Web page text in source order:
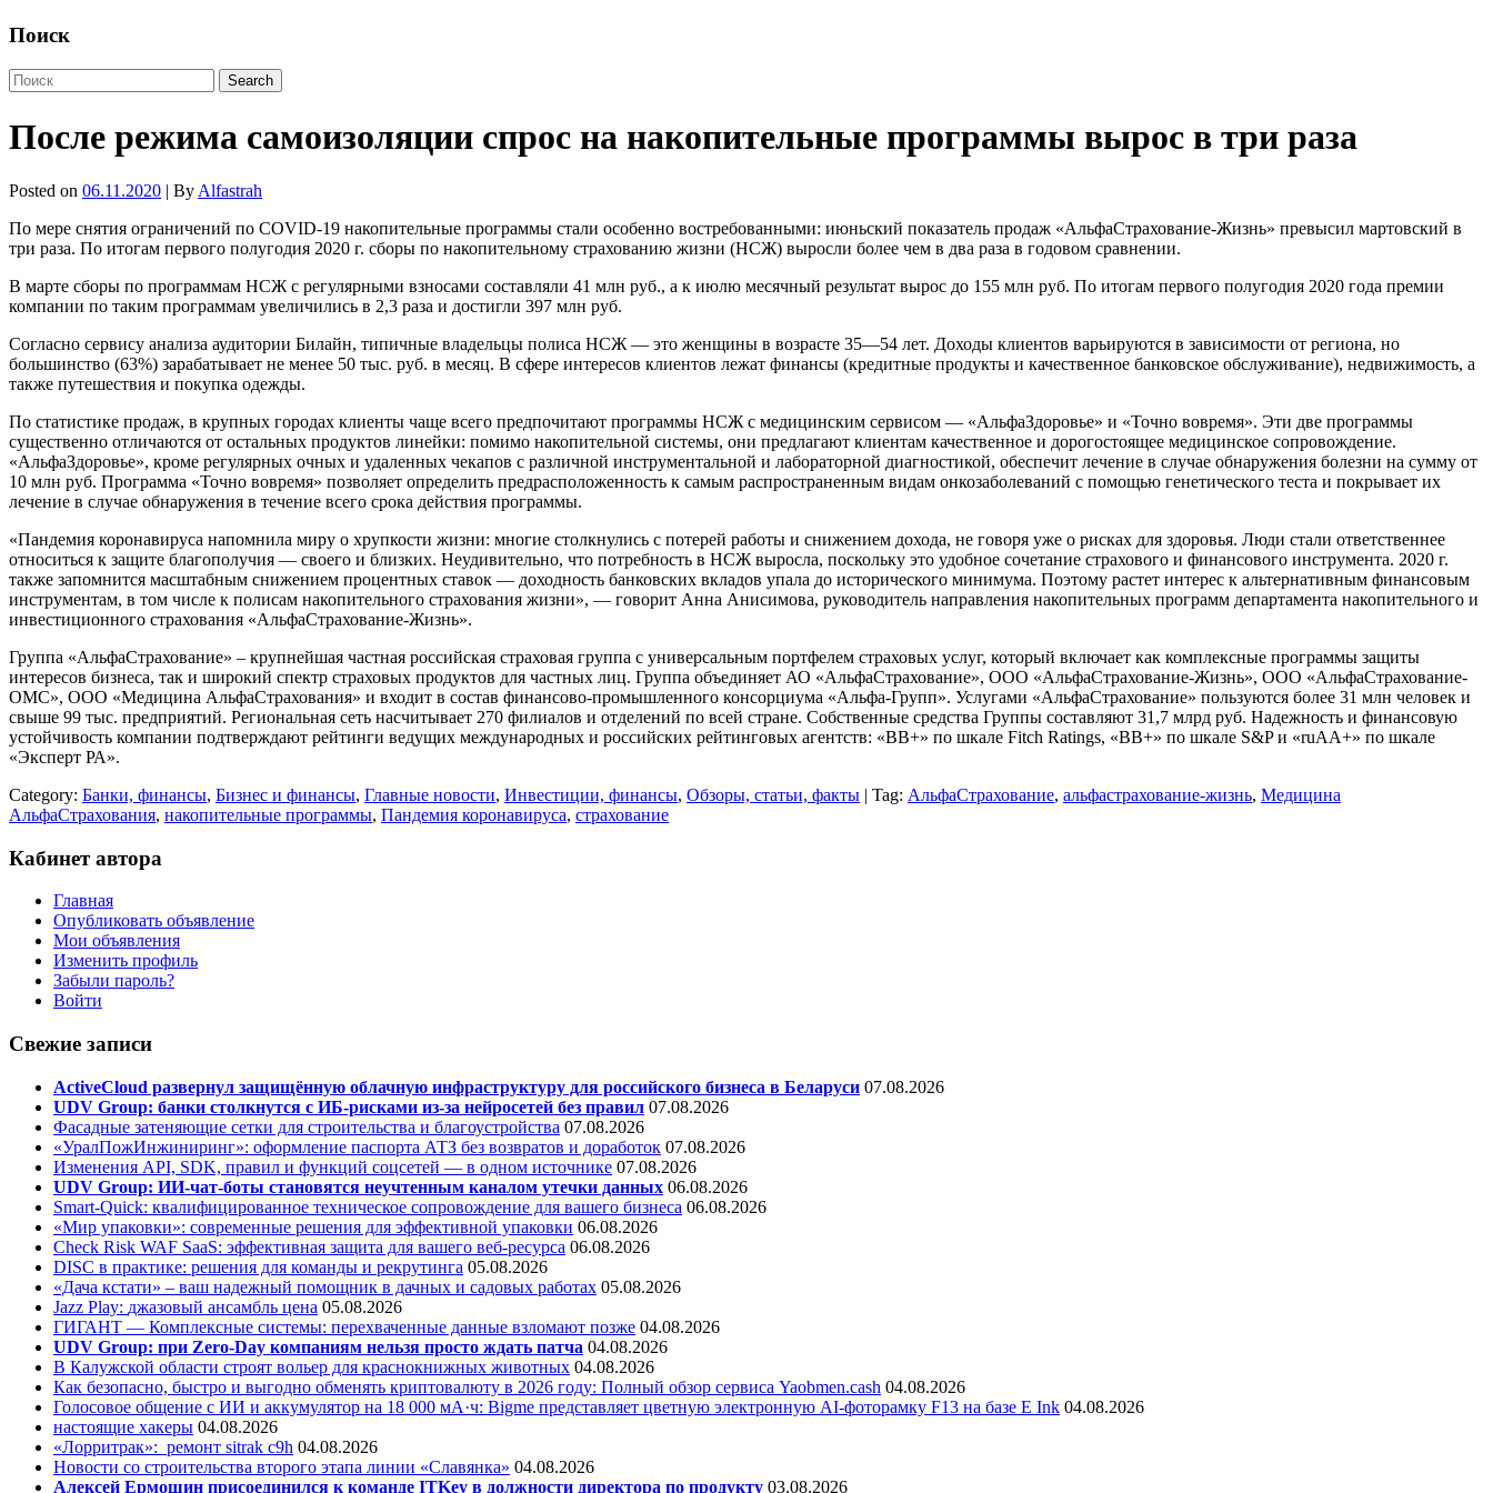
Поиск
После режима самоизоляции спрос на накопительные программы вырос в три раза
Posted on 06.11.2020 | By Alfastrah
По мере снятия ограничений по COVID-19 накопительные программы стали особенно востребованными: июньский показатель продаж «АльфаСтрахование-Жизнь» превысил мартовский в
три раза. По итогам первого полугодия 2020 г. сборы по накопительному страхованию жизни (НСЖ) выросли более чем в два раза в годовом сравнении.
В марте сборы по программам НСЖ с регулярными взносами составляли 41 млн руб., а к июлю месячный результат вырос до 155 млн руб. По итогам первого полугодия 2020 года премии
компании по таким программам увеличились в 2,3 раза и достигли 397 млн руб.
Согласно сервису анализа аудитории Билайн, типичные владельцы полиса НСЖ — это женщины в возрасте 35—54 лет. Доходы клиентов варьируются в зависимости от региона, но
большинство (63%) зарабатывает не менее 50 тыс. руб. в месяц. В сфере интересов клиентов лежат финансы (кредитные продукты и качественное банковское обслуживание), недвижимость, а
также путешествия и покупка одежды.
По статистике продаж, в крупных городах клиенты чаще всего предпочитают программы НСЖ с медицинским сервисом — «АльфаЗдоровье» и «Точно вовремя». Эти две программы
существенно отличаются от остальных продуктов линейки: помимо накопительной системы, они предлагают клиентам качественное и дорогостоящее медицинское сопровождение.
«АльфаЗдоровье», кроме регулярных очных и удаленных чекапов с различной инструментальной и лабораторной диагностикой, обеспечит лечение в случае обнаружения болезни на сумму от
10 млн руб. Программа «Точно вовремя» позволяет определить предрасположенность к самым распространенным видам онкозаболеваний с помощью генетического теста и покрывает их
лечение в случае обнаружения в течение всего срока действия программы.
«Пандемия коронавируса напомнила миру о хрупкости жизни: многие столкнулись с потерей работы и снижением дохода, не говоря уже о рисках для здоровья. Люди стали ответственнее
относиться к защите благополучия — своего и близких. Неудивительно, что потребность в НСЖ выросла, поскольку это удобное сочетание страхового и финансового инструмента. 2020 г.
также запомнится масштабным снижением процентных ставок — доходность банковских вкладов упала до исторического минимума. Поэтому растет интерес к альтернативным финансовым
инструментам, в том числе к полисам накопительного страхования жизни», — говорит Анна Анисимова, руководитель направления накопительных программ департамента накопительного и
инвестиционного страхования «АльфаСтрахование-Жизнь».
Группа «АльфаСтрахование» – крупнейшая частная российская страховая группа с универсальным портфелем страховых услуг, который включает как комплексные программы защиты
интересов бизнеса, так и широкий спектр страховых продуктов для частных лиц. Группа объединяет АО «АльфаСтрахование», ООО «АльфаСтрахование-Жизнь», ООО «АльфаСтрахование-
ОМС», ООО «Медицина АльфаСтрахования» и входит в состав финансово-промышленного консорциума «Альфа-Групп». Услугами «АльфаСтрахование» пользуются более 31 млн человек и
свыше 99 тыс. предприятий. Региональная сеть насчитывает 270 филиалов и отделений по всей стране. Собственные средства Группы составляют 31,7 млрд руб. Надежность и финансовую
устойчивость компании подтверждают рейтинги ведущих международных и российских рейтинговых агентств: «ВВ+» по шкале Fitch Ratings, «ВВ+» по шкале S&P и «ruАA+» по шкале
«Эксперт РА».
Category: Банки, финансы, Бизнес и финансы, Главные новости, Инвестиции, финансы, Обзоры, статьи, факты | Tag: АльфаСтрахование, альфастрахование-жизнь, Медицина
АльфаСтрахования, накопительные программы, Пандемия коронавируса, страхование
Кабинет автора
Главная
Опубликовать объявление
Мои объявления
Изменить профиль
Забыли пароль?
Войти
Свежие записи
ActiveCloud развернул защищённую облачную инфраструктуру для российского бизнеса в Беларуси 07.08.2026
UDV Group: банки столкнутся с ИБ-рисками из-за нейросетей без правил 07.08.2026
Фасадные затеняющие сетки для строительства и благоустройства 07.08.2026
«УралПожИнжиниринг»: оформление паспорта АТЗ без возвратов и доработок 07.08.2026
Изменения API, SDK, правил и функций соцсетей — в одном источнике 07.08.2026
UDV Group: ИИ-чат-боты становятся неучтенным каналом утечки данных 06.08.2026
Smart-Quick: квалифицированное техническое сопровождение для вашего бизнеса 06.08.2026
«Мир упаковки»: современные решения для эффективной упаковки 06.08.2026
Check Risk WAF SaaS: эффективная защита для вашего веб-ресурса 06.08.2026
DISC в практике: решения для команды и рекрутинга 05.08.2026
«Дача кстати» – ваш надежный помощник в дачных и садовых работах 05.08.2026
Jazz Play: джазовый ансамбль цена 05.08.2026
ГИГАНТ — Комплексные системы: перехваченные данные взломают позже 04.08.2026
UDV Group: при Zero-Day компаниям нельзя просто ждать патча 04.08.2026
В Калужской области строят вольер для краснокнижных животных 04.08.2026
Как безопасно, быстро и выгодно обменять криптовалюту в 2026 году: Полный обзор сервиса Yaobmen.cash 04.08.2026
Голосовое общение с ИИ и аккумулятор на 18 000 мА·ч: Bigme представляет цветную электронную AI-фоторамку F13 на базе E Ink 04.08.2026
настоящие хакеры 04.08.2026
«Лорритрак»: ремонт sitrak c9h 04.08.2026
Новости со строительства второго этапа линии «Славянка» 04.08.2026
Алексей Ермошин присоединился к команде ITKey в должности директора по продукту 03.08.2026